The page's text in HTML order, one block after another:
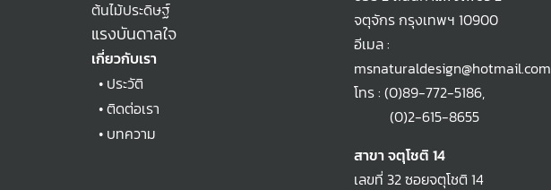
ต้นไม้ประดิษฐ์
แรงบันดาลใจ
เกี่ยวกับเรา
• ประวัติ
•ติดต่อเรา
• บทความ
จตุจักร กรุงเทพฯ 10900
อีเมล :
msnaturaldesign@hotmail.com
โทร : (0)89-772-5186,
(0)2-615-8655
สาขา จตุโชติ 14
เลขที่ 32 ซอยจตุโชติ 14